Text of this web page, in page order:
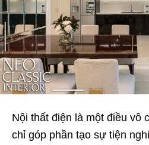
Nội thất điện là một điều vô
chỉ góp phần tạo sự tiện